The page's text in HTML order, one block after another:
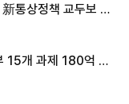
통상정책 교두보 활
15개 과제 180억 지